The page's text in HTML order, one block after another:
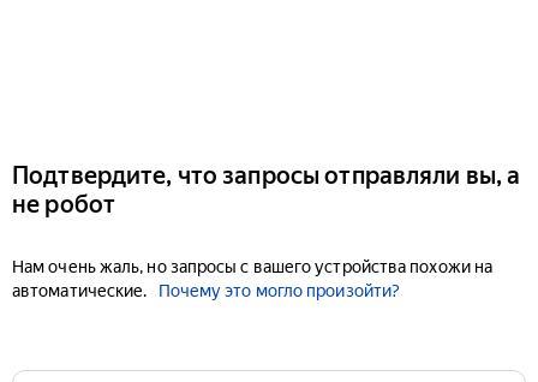
Подтвердите, что запросы отправляли вы, а
не робот
Нам очень жаль, но запросы с вашего устройства похожи на
автоматические.
Почему это могло произойти?